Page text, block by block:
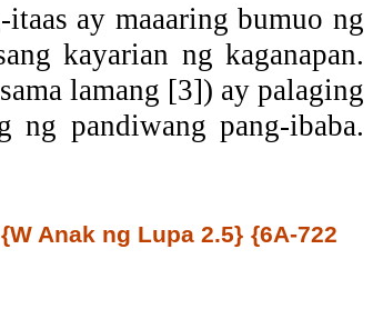
ay maaaring bumuo ng
kayarian ng kaganapan.
lamang [3]) ay palaging
ng pandiwang pang-ibaba.
{W Anak ng Lupa 2.5} {6A-722